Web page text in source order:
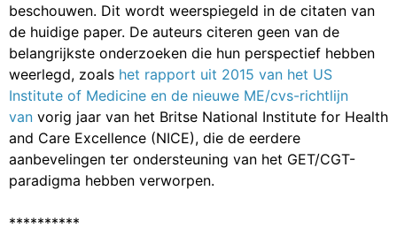
beschouwen. Dit wordt weerspiegeld in de citaten van
de huidige paper. De auteurs citeren geen van de
belangrijkste onderzoeken die hun perspectief hebben
weerlegd, zoals het rapport uit 2015 van het US
Institute of Medicine en de nieuwe ME/cvs-richtlijn
van vorig jaar van het Britse National Institute for Health
and Care Excellence (NICE), die de eerdere
aanbevelingen ter ondersteuning van het GET/CGT-
paradigma hebben verworpen.
**********